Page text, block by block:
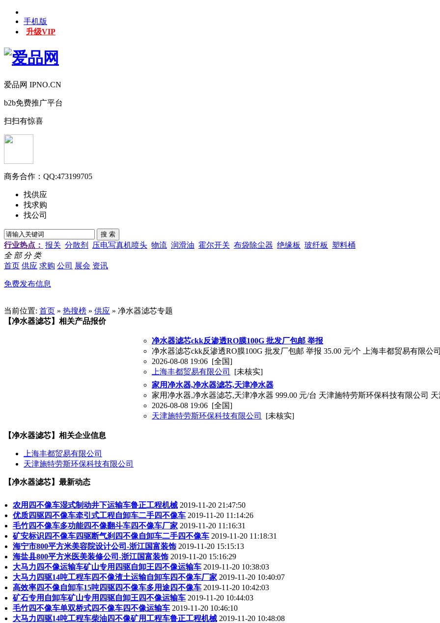
手机版
升级VIP
爱品网 IPNO.CN
b2b免费推广平台
扫扫有惊喜
商务合作： QQ:473199705
找供应
找求购
找公司
行业热点： 报关 分散剂 压电写真机喷头 物流 润滑油 霍尔开关 布袋除尘器 绝缘板 玻纤板
塑料桶
全 部 分 类
首页 供应 求购 公司 展会 资讯
免费发布信息
当前位置: 首页 » 热搜榜 » 供应 » 净水器滤芯专题
【净水器滤芯】相关产品报价
净水器滤芯ckk反渗透RO膜100G 批发厂包邮 举报
净水器滤芯ckk反渗透RO膜100G 批发厂包邮 举报 35.00 元/个 上海丰都贸易有限公
2026-08-08 19:06 [全国]
上海丰都贸易有限公司
[未核实]
家用净水器,净水器滤芯,天津净水器
家用净水器,净水器滤芯,天津净水器 999.00 元/台 天津施特劳斯环保科技有限公司
2026-08-08 19:06 [全国]
天津施特劳斯环保科技有限公司
[未核实]
【净水器滤芯】相关企业信息
上海丰都贸易有限公司
天津施特劳斯环保科技有限公司
【净水器滤芯】最新动态
农用四不像车湿式制动井下运输车鲁正工程机械 2019-11-20 21:47:50
优质四驱四不像车牵引式工程自卸车二手四不像车 2019-11-20 11:14:26
毛竹四不像车多功能四不像翻斗车四不像车厂家 2019-11-20 11:16:31
矿安标识四不像车四驱断气刹四不像自卸车二手四不像车 2019-11-20 11:18:31
海宁市800平方米美容院设计公司-浙江国富装饰 2019-11-20 15:15:13
海盐县800平方米医美装修公司-浙江国富装饰 2019-11-20 15:16:29
大马力四不像运输车矿山专用四驱自卸王四不像运输车 2019-11-20 10:38:03
大马力四驱14吨工程车四不像渣土运输自卸车四不像车厂家 2019-11-20 10:40:07
高效率四不像自卸车15吨四驱四不像车多用途四不像车 2019-11-20 10:42:03
矿石专用自卸车矿山专用四驱自卸王四不像运输车 2019-11-20 10:44:03
毛竹四不像车单双桥式四不像车四不像运输车 2019-11-20 10:46:10
大马力四驱14吨工程车柴油四不像矿用工程车鲁正工程机械 2019-11-20 10:48:08